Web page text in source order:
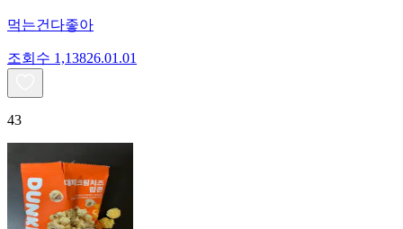
먹는건다좋아
조회수 1,13826.01.01
43